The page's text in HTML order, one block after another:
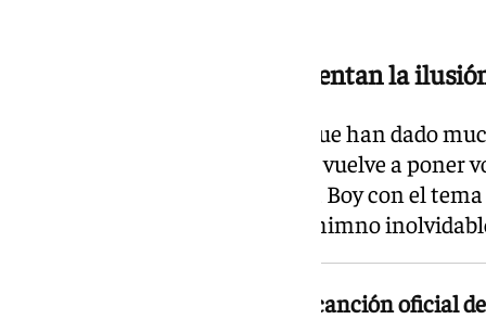
Más coincidencias que alimentan la
La lista continúa con detalles que han dado
Entre ellos destaca que Shakira vuelve a poner
Mundial, esta vez junto a Burna Boy con el
de convertir Waka Waka en un himno
Shakira vuelve a poner voz a la canción oficial